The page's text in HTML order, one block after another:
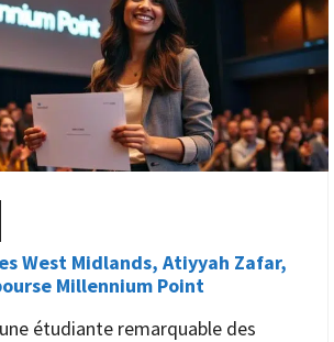
West Midlands, Atiyyah Zafar,
Millennium Point
étudiante remarquable des